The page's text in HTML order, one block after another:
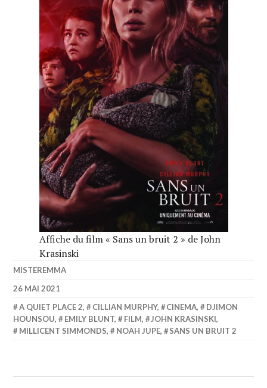
Affiche du film « Sans un bruit 2 » de John
Krasinski
MISTEREMMA
26 MAI 2021
A QUIET PLACE 2, CILLIAN MURPHY, CINEMA,
DJIMON
HOUNSOU, EMILY BLUNT, FILM, JOHN KRASINSKI,
MILLICENT SIMMONDS, NOAH JUPE, SANS UN BRUIT 2